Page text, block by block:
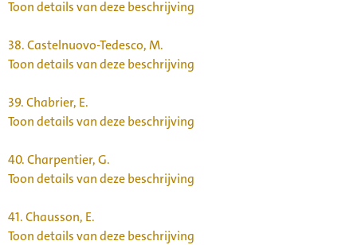
Toon details van deze beschrijving
38.Castelnuovo-Tedesco, M.
Toon details van deze beschrijving
39.Chabrier, E.
Toon details van deze beschrijving
40.Charpentier, G.
Toon details van deze beschrijving
41.Chausson, E.
Toon details van deze beschrijving